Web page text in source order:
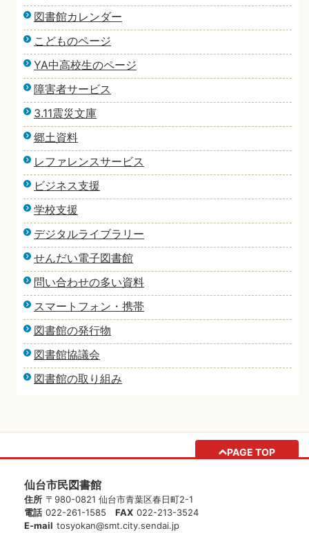
図書館カレンダー
こどものページ
YA中高校生のページ
障害者サービス
3.11震災文庫
郷土資料
レファレンスサービス
ビジネス支援
学校支援
デジタルライブラリー
せんだい電子図書館
問い合わせの多い資料
スマートフォン・携帯
図書館の発行物
図書館協議会
図書館の取り組み
PAGE TOP
仙台市民図書館
住所 〒980-0821 仙台市青葉区春日町2-1
電話 022-261-1585 FAX 022-213-3524
E-mail tosyokan@smt.city.sendai.jp